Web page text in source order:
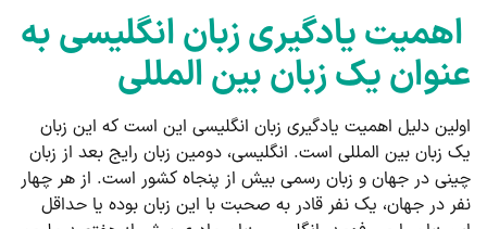
اهمیت یادگیری زبان انگلیسی به
عنوان یک زبان بین­ المللی
اولین دلیل اهمیت یادگیری زبان انگلیسی این است که این زبان
یک زبان بین المللی است. انگلیسی، دومین زبان رایج بعد از زبان
چینی در جهان و زبان رسمی بیش از پنجاه کشور است. از هر چهار
نفر در جهان، یک نفر قادر به صحبت با این زبان بوده یا حداقل